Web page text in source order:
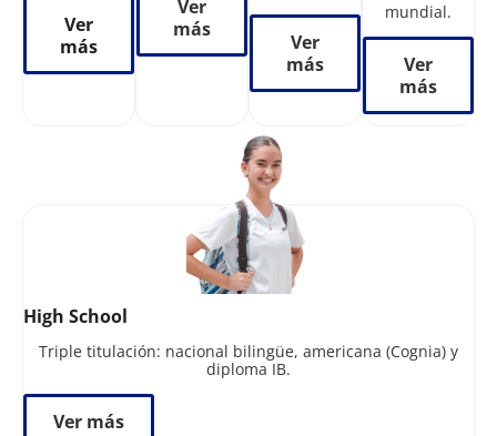
Ver
más
Ver
más
Ver
más
mundial.
Ver
más
High School
Triple titulación: nacional bilingüe, americana (Cognia) y
diploma IB.
Ver más